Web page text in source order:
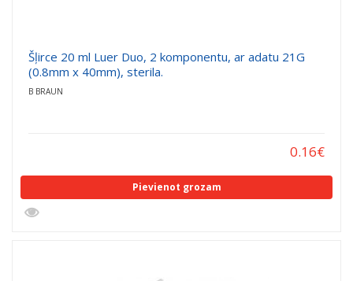
Šļirce 20 ml Luer Duo, 2 komponentu, ar adatu 21G
(0.8mm x 40mm), sterila.
B BRAUN
0.16€
Pievienot grozam